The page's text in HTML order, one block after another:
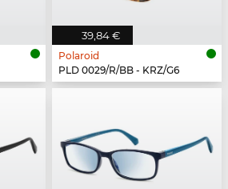
39,84 €
Polaroid
PLD 0029/R/BB - KRZ/G6